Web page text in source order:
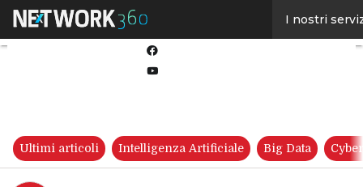
I nostri
Ultimi articoli Intelligenza Artificiale Big Data